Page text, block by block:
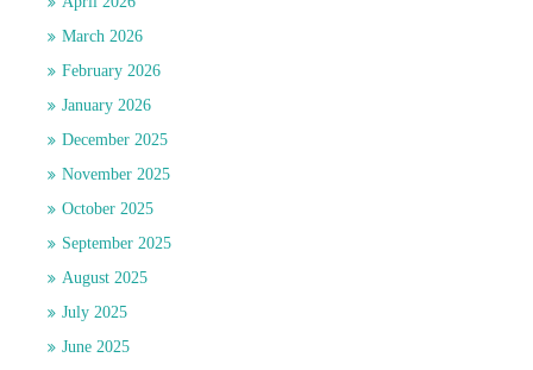
March 2026
February 2026
January 2026
December 2025
November 2025
October 2025
September 2025
August 2025
July 2025
June 2025